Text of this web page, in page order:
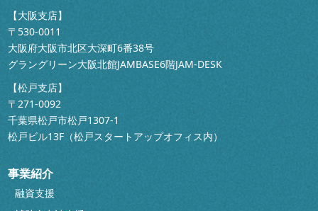
【大阪支店】
〒530-0011
大阪府大阪市北区大深町6番38号
グラングリーン大阪北館JAMBASE6階JAM-DESK
【松戸支店】
〒271-0092
千葉県松戸市松戸1307-1
松戸ビル13F（松戸スタートアップオフィス内）
事業紹介
融資支援